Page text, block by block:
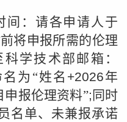
间：请各申请人于
将申报所需的伦理
学技术部邮箱：
名为“姓名 +2026年
报伦理资料”; 同时
名单、未兼报承诺